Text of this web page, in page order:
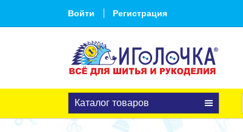
Войти Регистрация
Каталог товаров